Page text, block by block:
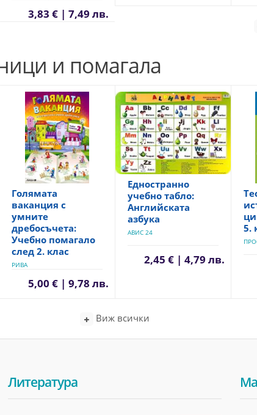
3,83 € | 7,49 лв.
и помагала
Голямата
ваканция с
умните
дребосъчета:
Учебно помагало
след 2. клас
РИВА
5,00 € | 9,78 лв.
Едностранно
учебно табло:
Английската
азбука
АВИС 24
2,45 € | 4,79 лв.
5.
Виж всички
Литература